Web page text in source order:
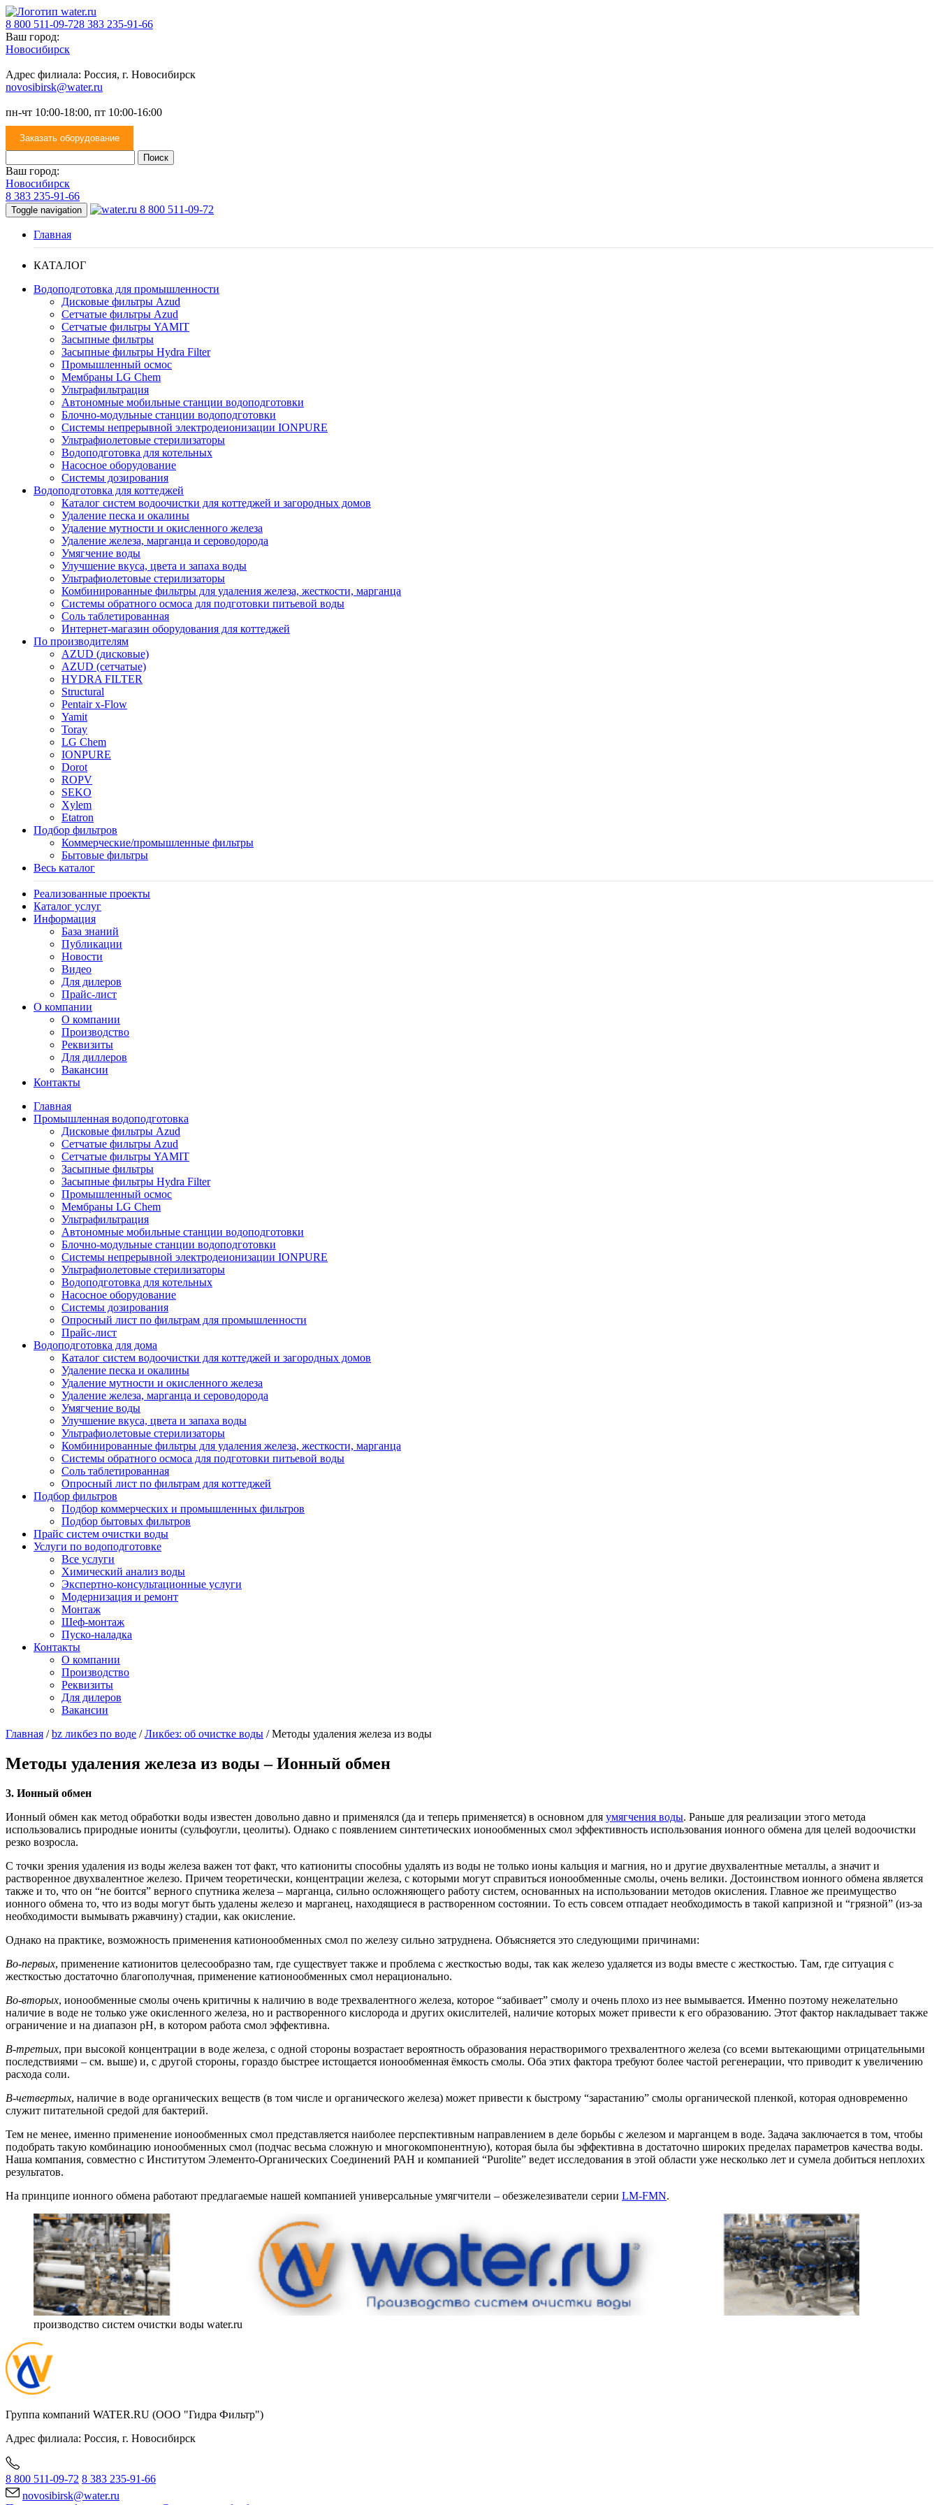
8 800 511-09-728 383 235-91-66
Ваш город:
Новосибирск
Адрес филиала: Россия, г. Новосибирск
novosibirsk@water.ru
пн-чт 10:00-18:00, пт 10:00-16:00
Заказать оборудование
Ваш город:
Новосибирск
8 383 235-91-66
Toggle navigation 8 800 511-09-72
Главная
КАТАЛОГ
Водоподготовка для промышленности
Дисковые фильтры Azud
Сетчатые фильтры Azud
Сетчатые фильтры YAMIT
Засыпные фильтры
Засыпные фильтры Hydra Filter
Промышленный осмос
Мембраны LG Chem
Ультрафильтрация
Автономные мобильные станции водоподготовки
Блочно-модульные станции водоподготовки
Системы непрерывной электродеионизации IONPURE
Ультрафиолетовые стерилизаторы
Водоподготовка для котельных
Насосное оборудование
Системы дозирования
Водоподготовка для коттеджей
Каталог систем водоочистки для коттеджей и загородных домов
Удаление песка и окалины
Удаление мутности и окисленного железа
Удаление железа, марганца и сероводорода
Умягчение воды
Улучшение вкуса, цвета и запаха воды
Ультрафиолетовые стерилизаторы
Комбинированные фильтры для удаления железа, жесткости, марганца
Системы обратного осмоса для подготовки питьевой воды
Соль таблетированная
Интернет-магазин оборудования для коттеджей
По производителям
AZUD (дисковые)
AZUD (сетчатые)
HYDRA FILTER
Structural
Pentair x-Flow
Yamit
Toray
LG Chem
IONPURE
Dorot
ROPV
SEKO
Xylem
Etatron
Подбор фильтров
Коммерческие/промышленные фильтры
Бытовые фильтры
Весь каталог
Реализованные проекты
Каталог услуг
Информация
База знаний
Публикации
Новости
Видео
Для дилеров
Прайс-лист
О компании
О компании
Производство
Реквизиты
Для диллеров
Вакансии
Контакты
Главная
Промышленная водоподготовка
Дисковые фильтры Azud
Сетчатые фильтры Azud
Сетчатые фильтры YAMIT
Засыпные фильтры
Засыпные фильтры Hydra Filter
Промышленный осмос
Мембраны LG Chem
Ультрафильтрация
Автономные мобильные станции водоподготовки
Блочно-модульные станции водоподготовки
Системы непрерывной электродеионизации IONPURE
Ультрафиолетовые стерилизаторы
Водоподготовка для котельных
Насосное оборудование
Системы дозирования
Опросный лист по фильтрам для промышленности
Прайс-лист
Водоподготовка для дома
Каталог систем водоочистки для коттеджей и загородных домов
Удаление песка и окалины
Удаление мутности и окисленного железа
Удаление железа, марганца и сероводорода
Умягчение воды
Улучшение вкуса, цвета и запаха воды
Ультрафиолетовые стерилизаторы
Комбинированные фильтры для удаления железа, жесткости, марганца
Системы обратного осмоса для подготовки питьевой воды
Соль таблетированная
Опросный лист по фильтрам для коттеджей
Подбор фильтров
Подбор коммерческих и промышленных фильтров
Подбор бытовых фильтров
Прайс систем очистки воды
Услуги по водоподготовке
Все услуги
Химический анализ воды
Экспертно-консультационные услуги
Модернизация и ремонт
Монтаж
Шеф-монтаж
Пуско-наладка
Контакты
О компании
Производство
Реквизиты
Для дилеров
Вакансии
Главная /bz ликбез по воде /Ликбез: об очистке воды /Методы удаления железа из воды
Методы удаления железа из воды – Ионный обмен
3. Ионный обмен
Ионный обмен как метод обработки воды известен довольно давно и применялся (да и теперь применяется) в основном для умягчения воды. Раньше для реализации этого метода
использовались природные иониты (сульфоугли, цеолиты). Однако с появлением синтетических ионообменных смол эффективность использования ионного обмена для целей водоочистки
резко возросла.
С точки зрения удаления из воды железа важен тот факт, что катиониты способны удалять из воды не только ионы кальция и магния, но и другие двухвалентные металлы, а значит и
растворенное двухвалентное железо. Причем теоретически, концентрации железа, с которыми могут справиться ионообменные смолы, очень велики. Достоинством ионного обмена является
также и то, что он “не боится” верного спутника железа – марганца, сильно осложняющего работу систем, основанных на использовании методов окисления. Главное же преимущество
ионного обмена то, что из воды могут быть удалены железо и марганец, находящиеся в растворенном состоянии. То есть совсем отпадает необходимость в такой капризной и “грязной” (из-за
необходимости вымывать ржавчину) стадии, как окисление.
Однако на практике, возможность применения катионообменных смол по железу сильно затруднена. Объясняется это следующими причинами:
Во-первых, применение катионитов целесообразно там, где существует также и проблема с жесткостью воды, так как железо удаляется из воды вместе с жесткостью. Там, где ситуация с
жесткостью достаточно благополучная, применение катионообменных смол нерационально.
Во-вторых, ионообменные смолы очень критичны к наличию в воде трехвалентного железа, которое “забивает” смолу и очень плохо из нее вымывается. Именно поэтому нежелательно
наличие в воде не только уже окисленного железа, но и растворенного кислорода и других окислителей, наличие которых может привести к его образованию. Этот фактор накладывает также
ограничение и на диапазон рН, в котором работа смол эффективна.
В-третьих, при высокой концентрации в воде железа, с одной стороны возрастает вероятность образования нерастворимого трехвалентного железа (со всеми вытекающими отрицательными
последствиями – см. выше) и, с другой стороны, гораздо быстрее истощается ионообменная ёмкость смолы. Оба этих фактора требуют более частой регенерации, что приводит к увеличению
расхода соли.
В-четвертых, наличие в воде органических веществ (в том числе и органического железа) может привести к быстрому “зарастанию” смолы органической пленкой, которая одновременно
служит питательной средой для бактерий.
Тем не менее, именно применение ионообменных смол представляется наиболее перспективным направлением в деле борьбы с железом и марганцем в воде. Задача заключается в том, чтобы
подобрать такую комбинацию ионообменных смол (подчас весьма сложную и многокомпонентную), которая была бы эффективна в достаточно широких пределах параметров качества воды.
Наша компания, совместно с Институтом Элементо-Органических Соединений РАН и компанией “Purolite” ведет исследования в этой области уже несколько лет и сумела добиться неплохих
результатов.
На принципе ионного обмена работают предлагаемые нашей компанией универсальные умягчители – обезжелезиватели серии LM-FMN.
производство систем очистки воды water.ru
Группа компаний WATER.RU (ООО "Гидра Фильтр")
Адрес филиала: Россия, г. Новосибирск
8 800 511-09-72 8 383 235-91-66
novosibirsk@water.ru